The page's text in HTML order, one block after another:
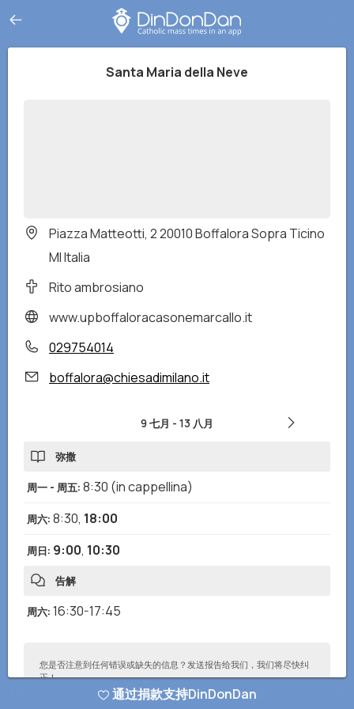
Santa Maria della Neve
Piazza Matteotti, 2 20010 Boffalora Sopra Ticino
MI Italia
Rito ambrosiano
www.upboffaloracasonemarcallo.it
029754014
boffalora@chiesadimilano.it
9 七月 - 13 八月
弥撒
周一 - 周五: 8:30 (in cappellina)
周六: 8:30, 18:00
周日: 9:00, 10:30
告解
周六: 16:30-17:45
您是否注意到任何错误或缺失的信息？发送报告给我们，我们将尽快纠
正！
通过捐款支持DinDonDan